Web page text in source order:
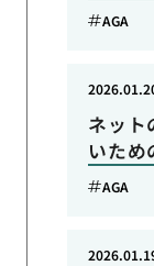
AGA
ネット
いため
AGA